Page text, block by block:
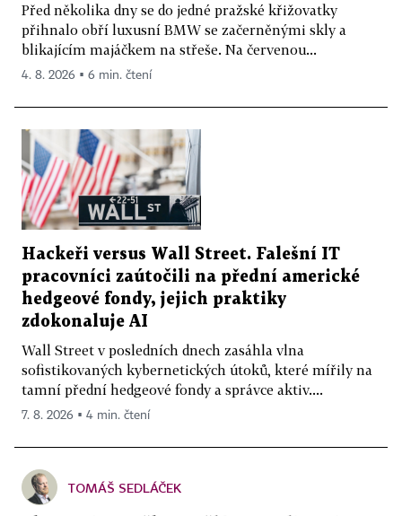
Před několika dny se do jedné pražské křižovatky
přihnalo obří luxusní BMW se začerněnými skly a
blikajícím majáčkem na střeše. Na červenou...
4. 8. 2026 ▪ 6 min. čtení
Hackeři versus Wall Street. Falešní IT
pracovníci zaútočili na přední americké
hedgeové fondy, jejich praktiky
zdokonaluje AI
Wall Street v posledních dnech zasáhla vlna
sofistikovaných kybernetických útoků, které mířily na
tamní přední hedgeové fondy a správce aktiv....
7. 8. 2026 ▪ 4 min. čtení
TOMÁŠ SEDLÁČEK